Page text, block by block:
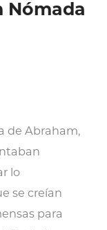
Nómada
de Abraham,
lo
se creían
para